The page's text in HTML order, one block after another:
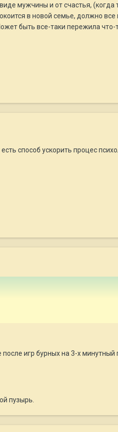
мужчины и от счастья,
в новой семье, должно
быть все-таки пережила что-
способ ускорить процес
игр бурных на 3-х минутный
пузырь.